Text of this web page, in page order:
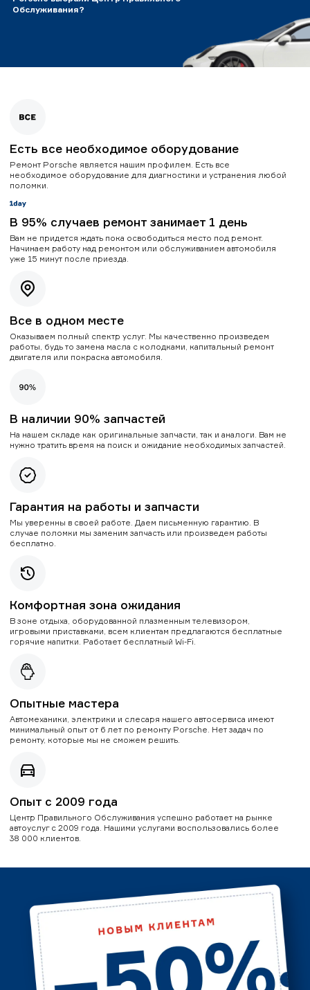
Обслуживания?
Есть все необходимое оборудование
Ремонт Porsche является нашим профилем. Есть все
необходимое оборудование для диагностики и устранения любой
поломки.
В 95% случаев ремонт занимает 1 день
Вам не придется ждать пока освободиться место под ремонт.
Начинаем работу над ремонтом или обслуживанием автомобиля
уже 15 минут после приезда.
Все в одном месте
Оказываем полный спектр услуг. Мы качественно произведем
работы, будь то замена масла с колодками, капитальный ремонт
двигателя или покраска автомобиля.
В наличии 90% запчастей
На нашем складе как оригинальные запчасти, так и аналоги. Вам не
нужно тратить время на поиск и ожидание необходимых запчастей.
Гарантия на работы и запчасти
Мы уверенны в своей работе. Даем письменную гарантию. В
случае поломки мы заменим запчасть или произведем работы
бесплатно.
Комфортная зона ожидания
В зоне отдыха, оборудованной плазменным телевизором,
игровыми приставками, всем клиентам предлагаются бесплатные
горячие напитки. Работает бесплатный Wi-Fi.
Опытные мастера
Автомеханики, электрики и слесаря нашего автосервиса имеют
минимальный опыт от 6 лет по ремонту Porsche. Нет задач по
ремонту, которые мы не сможем решить.
Опыт с 2009 года
Центр Правильного Обслуживания успешно работает на рынке
автоуслуг с 2009 года. Нашими услугами воспользовались более
38 000 клиентов.